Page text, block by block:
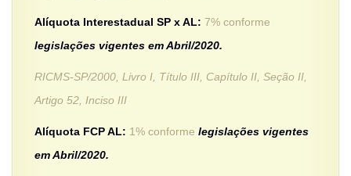
Alíquota Interestadual SP x AL: 7% conforme
legislações vigentes em Abril/2020.
RICMS-SP/2000, Livro I, Título III, Capítulo II, Seção II,
Artigo 52, Inciso III
Alíquota FCP AL: 1% conforme legislações vigentes
em Abril/2020.